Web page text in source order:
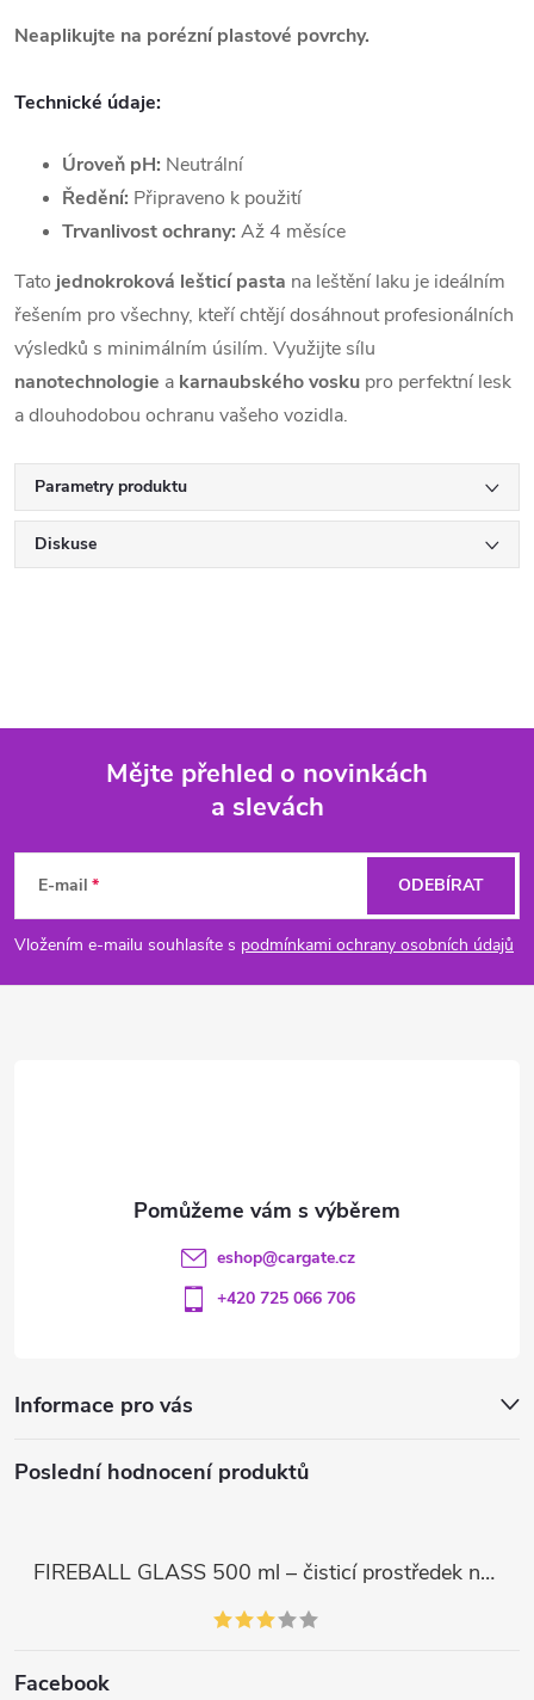
Neaplikujte na porézní plastové povrchy.
Technické údaje:
Úroveň pH: Neutrální
Ředění: Připraveno k použití
Trvanlivost ochrany: Až 4 měsíce
Tato jednokroková lešticí pasta na leštění laku je ideálním
řešením pro všechny, kteří chtějí dosáhnout profesionálních
výsledků s minimálním úsilím. Využijte sílu
nanotechnologie a karnaubského vosku pro perfektní lesk
a dlouhodobou ochranu vašeho vozidla.
Parametry produktu
Diskuse
p
a
Mějte přehled o novinkách
a slevách
E-mail
Vložením e-mailu souhlasíte s podmínkami ochrany osobních údajů
ODEBÍRAT
Informace pro vás
Poslední hodnocení produktů
FIREBALL GLASS 500 ml – čisticí prostředek na skla a LCD displeje
eshop@cargate.cz
+420 725 066 706
Facebook